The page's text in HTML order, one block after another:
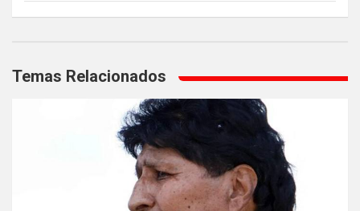
de
Temas Relacionados